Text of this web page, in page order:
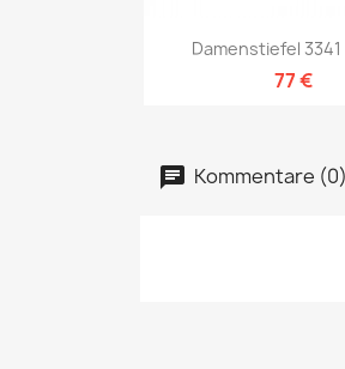

Damenstiefel
77 €
Kommentare (0)